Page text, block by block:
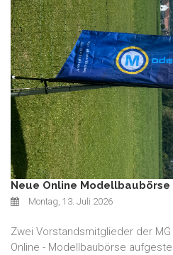
Neue Online Modellbaubörse
Montag, 13. Juli 2026
Zwei Vorstandsmitglieder der
Online - Modellbaubörse